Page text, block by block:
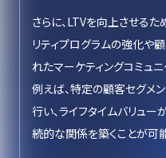
さらに、LTVを向上させる
リティプログラムの強化や
れたマーケティングコミュ
例えば、特定の顧客セグメ
行い、ライフタイムバリュ
続的な関係を築くことが可